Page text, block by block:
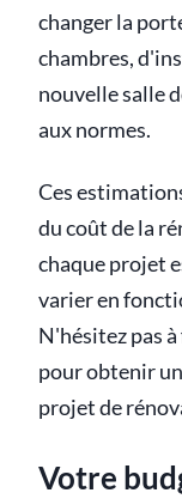
changer la
chambres,
nouvelle salle
aux normes.
Ces
du coût de la
chaque projet
varier en
N'hésitez pas
pour obtenir
projet de
Votre